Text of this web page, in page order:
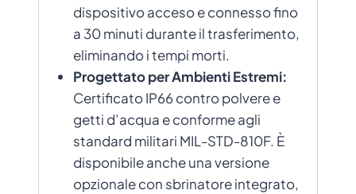
dispositivo acceso e connesso fino
a 30 minuti durante il trasferimento,
eliminando i tempi morti.
Progettato per Ambienti Estremi:
Certificato IP66 contro polvere e
getti d’acqua e conforme agli
standard militari MIL-STD-810F. È
disponibile anche una versione
opzionale con sbrinatore integrato,